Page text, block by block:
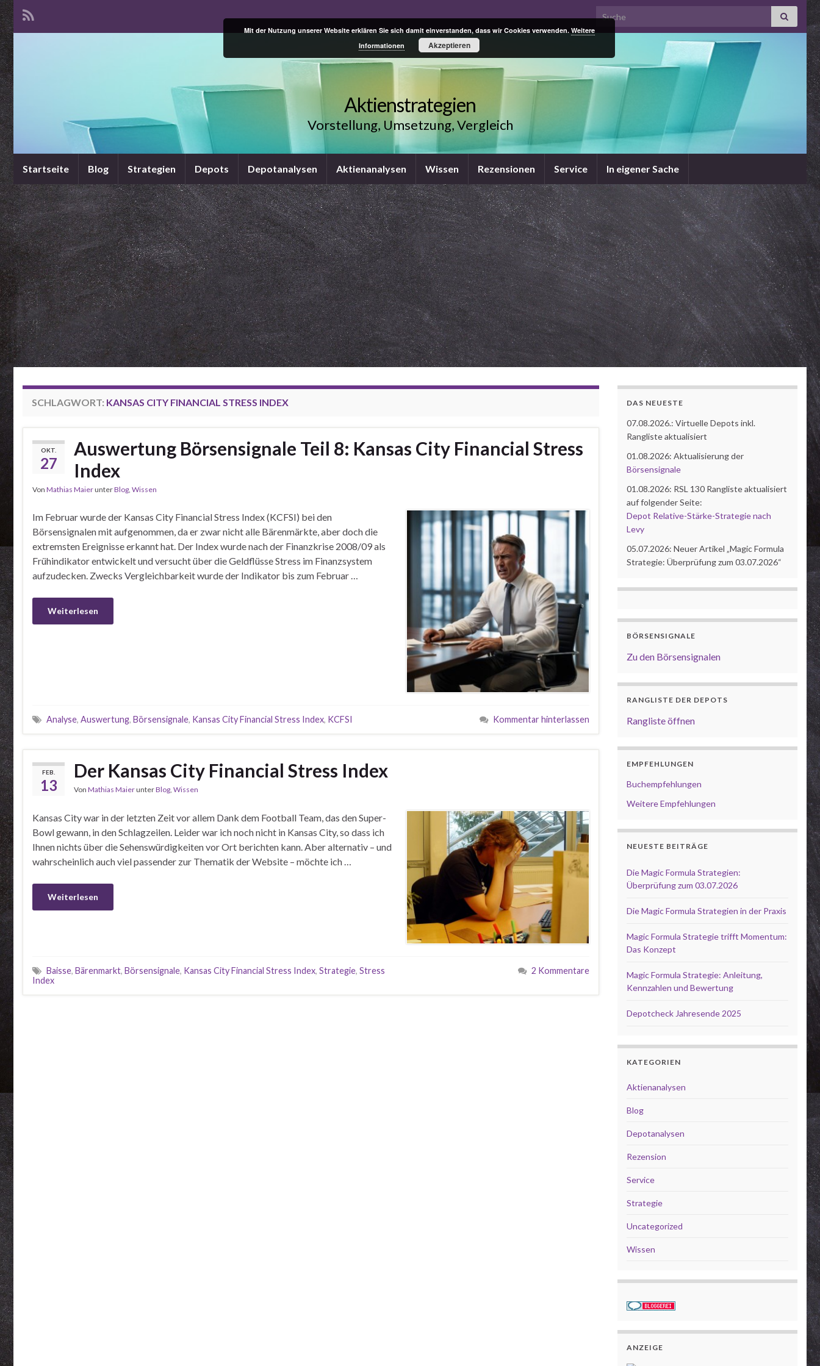
Search for:
Aktienstrategien
Vorstellung, Umsetzung, Vergleich
Startseite Blog Strategien Depots Depotanalysen Aktienanalysen Wissen Rezensionen Service In eigener Sache
SCHLAGWORT: KANSAS CITY FINANCIAL STRESS INDEX
OKT.
27
Auswertung Börsensignale Teil 8: Kansas City Financial Stress
Index
Von Mathias MaierunterBlog, Wissen
Im Februar wurde der Kansas City Financial Stress Index (KCFSI) bei den
Börsensignalen mit aufgenommen, da er zwar nicht alle Bärenmärkte, aber doch die
extremsten Ereignisse erkannt hat. Der Index wurde nach der Finanzkrise 2008/09 als
Frühindikator entwickelt und versucht über die Geldflüsse Stress im Finanzsystem
aufzudecken. Zwecks Vergleichbarkeit wurde der Indikator bis zum Februar …
Weiterlesen
Analyse, Auswertung, Börsensignale, Kansas City Financial Stress Index, KCFSI Kommentar hinterlassen
FEB.
13
Der Kansas City Financial Stress Index
Von Mathias MaierunterBlog, Wissen
Kansas City war in der letzten Zeit vor allem Dank dem Football Team, das den Super-
Bowl gewann, in den Schlagzeilen. Leider war ich noch nicht in Kansas City, so dass ich
Ihnen nichts über die Sehenswürdigkeiten vor Ort berichten kann. Aber alternativ – und
wahrscheinlich auch viel passender zur Thematik der Website – möchte ich …
Weiterlesen
Baisse, Bärenmarkt, Börsensignale, Kansas City Financial Stress Index, Strategie, Stress
Index
2 Kommentare
DAS NEUESTE
07.08.2026.: Virtuelle Depots inkl.
Rangliste aktualisiert
01.08.2026: Aktualisierung der
Börsensignale
01.08.2026: RSL 130 Rangliste aktualisiert
auf folgender Seite:
Depot Relative-Stärke-Strategie nach
Levy
05.07.2026: Neuer Artikel „Magic Formula
Strategie: Überprüfung zum 03.07.2026“
BÖRSENSIGNALE
Zu den Börsensignalen
RANGLISTE DER DEPOTS
Rangliste öffnen
EMPFEHLUNGEN
Buchempfehlungen
Weitere Empfehlungen
NEUESTE BEITRÄGE
Die Magic Formula Strategien:
Überprüfung zum 03.07.2026
Die Magic Formula Strategien in der Praxis
Magic Formula Strategie trifft Momentum:
Das Konzept
Magic Formula Strategie: Anleitung,
Kennzahlen und Bewertung
Depotcheck Jahresende 2025
KATEGORIEN
Aktienanalysen
Blog
Depotanalysen
Rezension
Service
Strategie
Uncategorized
Wissen
ANZEIGE
Mit der Nutzung unserer Website erklären Sie sich damit einverstanden, dass wir Cookies verwenden. Weitere
Informationen
Akzeptieren